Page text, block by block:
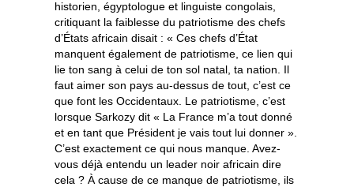
historien, égyptologue et linguiste congolais,
critiquant la faiblesse du patriotisme des chefs
d’États africain disait : « Ces chefs d’État
manquent également de patriotisme, ce lien qui
lie ton sang à celui de ton sol natal, ta nation. Il
faut aimer son pays au-dessus de tout, c’est ce
que font les Occidentaux. Le patriotisme, c’est
lorsque Sarkozy dit « La France m’a tout donné
et en tant que Président je vais tout lui donner ».
C’est exactement ce qui nous manque. Avez-
vous déjà entendu un leader noir africain dire
cela ? À cause de ce manque de patriotisme, ils